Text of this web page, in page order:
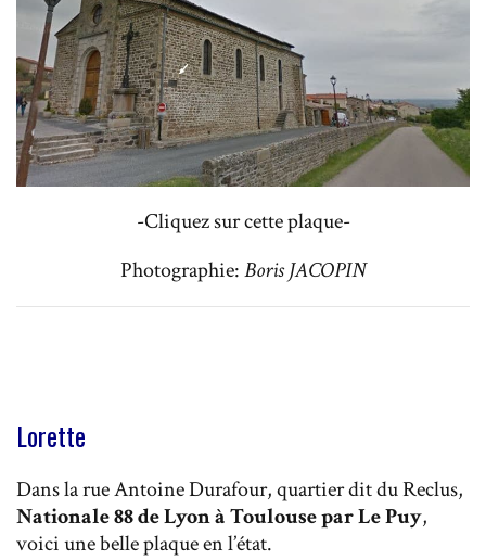
-Cliquez sur cette plaque-
Photographie:Boris JACOPIN
Lorette
Dans la rue Antoine Durafour, quartier dit du Reclus,
Nationale 88 de Lyon à Toulouse par Le Puy,
voici une belle plaque en l’état.